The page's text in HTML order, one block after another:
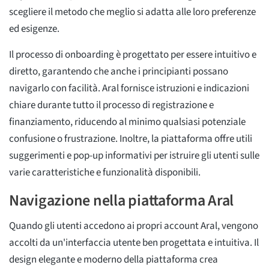
scegliere il metodo che meglio si adatta alle loro preferenze
ed esigenze.
Il processo di onboarding è progettato per essere intuitivo e
diretto, garantendo che anche i principianti possano
navigarlo con facilità. Aral fornisce istruzioni e indicazioni
chiare durante tutto il processo di registrazione e
finanziamento, riducendo al minimo qualsiasi potenziale
confusione o frustrazione. Inoltre, la piattaforma offre utili
suggerimenti e pop-up informativi per istruire gli utenti sulle
varie caratteristiche e funzionalità disponibili.
Navigazione nella piattaforma Aral
Quando gli utenti accedono ai propri account Aral, vengono
accolti da un'interfaccia utente ben progettata e intuitiva. Il
design elegante e moderno della piattaforma crea